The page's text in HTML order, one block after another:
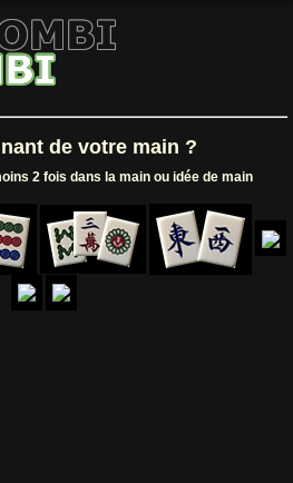
de votre main ?
2 fois dans la main ou idée de main